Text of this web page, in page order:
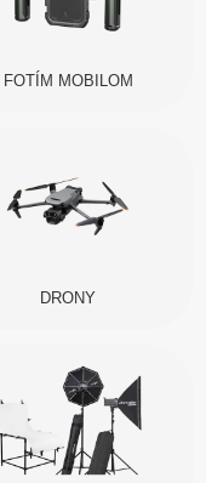
FOTÍM MOBILOM
DRONY